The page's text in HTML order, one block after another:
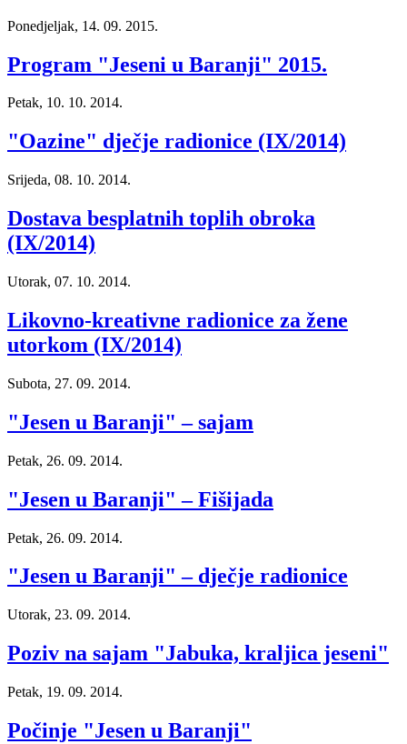
Ponedjeljak, 14. 09. 2015.
Program "Jeseni u Baranji" 2015.
Petak, 10. 10. 2014.
"Oazine" dječje radionice (IX/2014)
Srijeda, 08. 10. 2014.
Dostava besplatnih toplih obroka
(IX/2014)
Utorak, 07. 10. 2014.
Likovno-kreativne radionice za žene
utorkom (IX/2014)
Subota, 27. 09. 2014.
"Jesen u Baranji" – sajam
Petak, 26. 09. 2014.
"Jesen u Baranji" – Fišijada
Petak, 26. 09. 2014.
"Jesen u Baranji" – dječje radionice
Utorak, 23. 09. 2014.
Poziv na sajam "Jabuka, kraljica jeseni"
Petak, 19. 09. 2014.
Počinje "Jesen u Baranji"